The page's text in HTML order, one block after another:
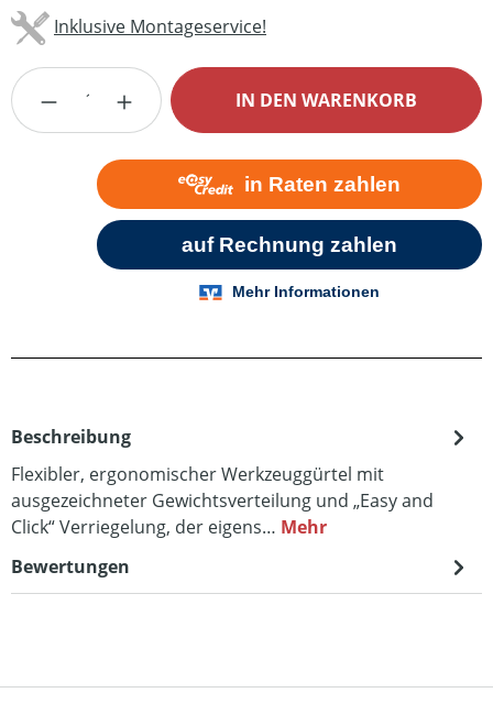
Inklusive Montageservice!
Produkt Anzahl: Gib den gewünschten
IN DEN WARENKORB
Beschreibung
Flexibler, ergonomischer Werkzeuggürtel mit
ausgezeichneter Gewichtsverteilung und „Easy and
Click“ Verriegelung, der eigens… Mehr
Bewertungen